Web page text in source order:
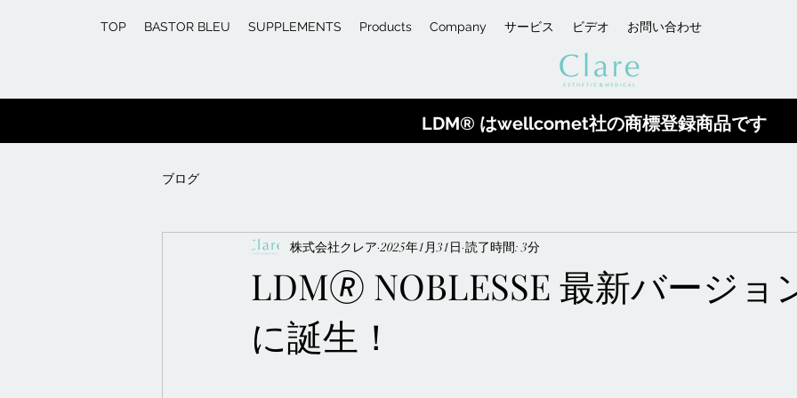
TOP BASTOR BLEU SUPPLEMENTS Products Company サービス ビデオ お問い合わせ
LDM® はwellcomet社の商標登録商品です
ブログ
LDM🄬 NOBLESSE 最新バージョ
に誕生！
株式会社クレア 2025年1月31日 読了時間: 3分